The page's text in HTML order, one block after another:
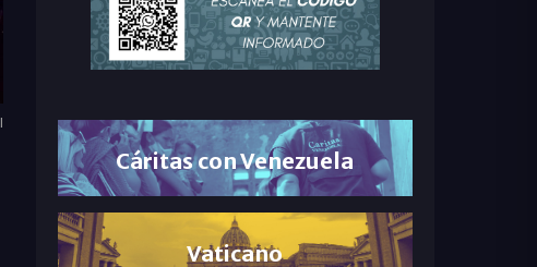
Cáritas con Venezuela
Vaticano